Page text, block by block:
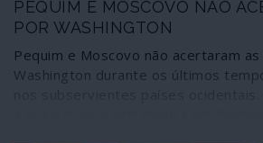
PEQUIM E MOSCOVO NÃO
POR WASHINGTON
Pequim e Moscovo não acertaram
Washington durante os últimos